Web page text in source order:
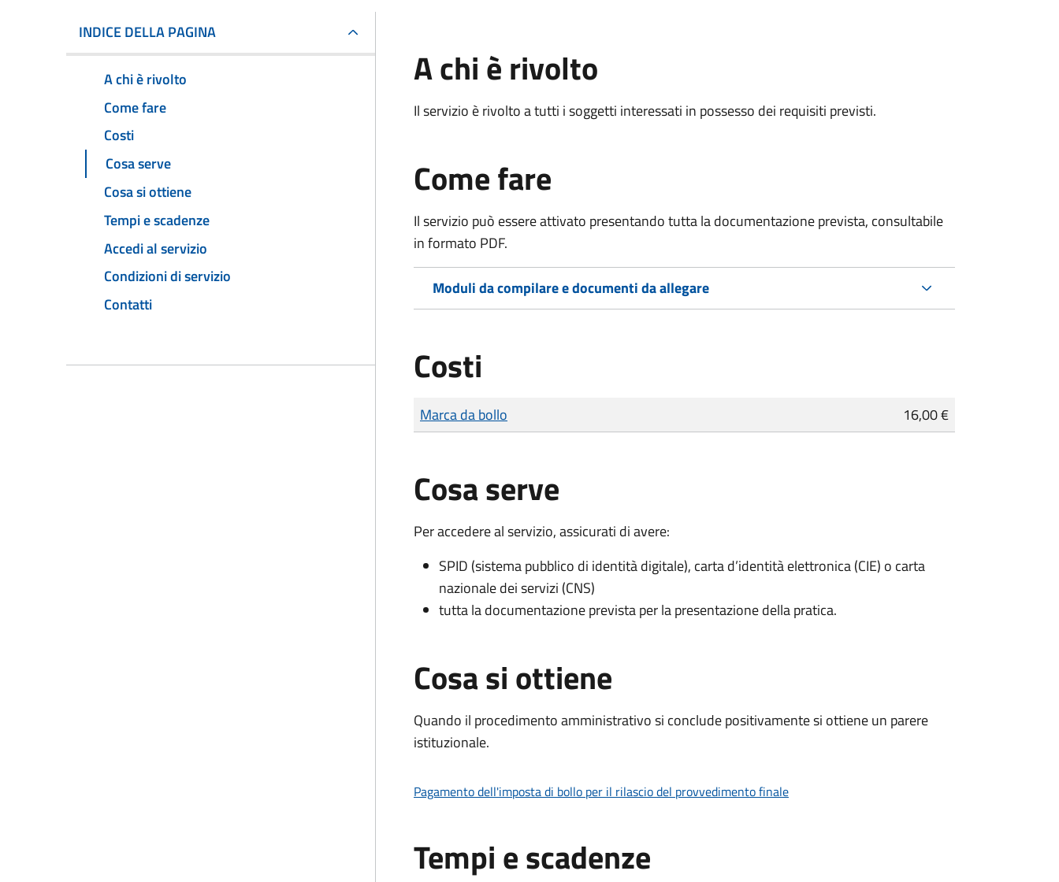
INDICE DELLA PAGINA
A chi è rivolto
Come fare
Costi
Cosa serve
Cosa si ottiene
Tempi e scadenze
Accedi al servizio
Condizioni di servizio
Contatti
A chi è rivolto
Il servizio è rivolto a tutti i soggetti interessati in possesso dei requisiti previsti.
Come fare
Il servizio può essere attivato presentando tutta la documentazione prevista, consultabile
in formato PDF.
Moduli da compilare e documenti da allegare
Costi
Tipo di pagamento
Importo
Marca da bollo 16,00 €
Cosa serve
Per accedere al servizio, assicurati di avere:
SPID (sistema pubblico di identità digitale), carta d’identità elettronica (CIE) o carta
nazionale dei servizi (CNS)
tutta la documentazione prevista per la presentazione della pratica.
Cosa si ottiene
Quando il procedimento amministrativo si conclude positivamente si ottiene un parere
istituzionale.
Pagamento dell'imposta di bollo per il rilascio del provvedimento finale
Tempi e scadenze